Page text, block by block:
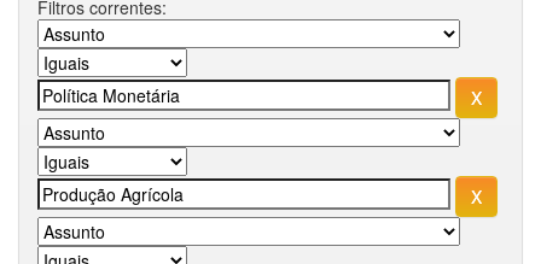
Filtros correntes: